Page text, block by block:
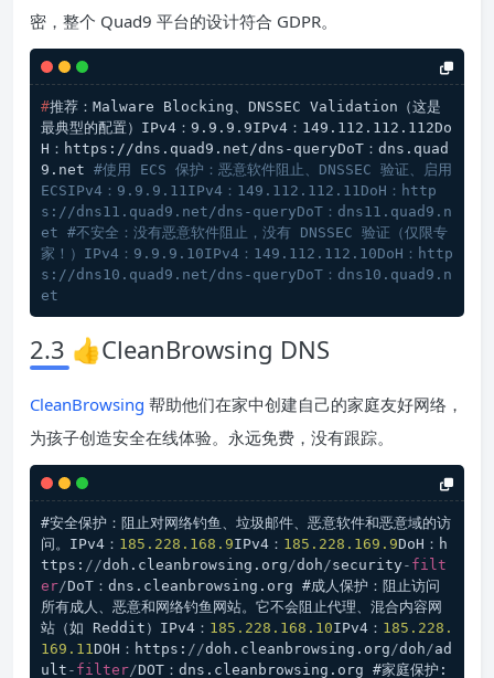
密，整个 Quad9 平台的设计符合 GDPR。
#推荐：Malware Blocking、DNSSEC Validation（这是
最典型的配置）IPv4：9.9.9.9IPv4：149.112.112.112Do
H：https://dns.quad9.net/dns-queryDoT：dns.quad
9.net #使用 ECS 保护：恶意软件阻止、DNSSEC 验证、启用
ECSIPv4：9.9.9.11IPv4：149.112.112.11DoH：http
s://dns11.quad9.net/dns-queryDoT：dns11.quad9.n
et #不安全：没有恶意软件阻止，没有 DNSSEC 验证（仅限专
家！）IPv4：9.9.9.10IPv4：149.112.112.10DoH：http
s://dns10.quad9.net/dns-queryDoT：dns10.quad9.n
et
2.3 👍CleanBrowsing DNS
CleanBrowsing 帮助他们在家中创建自己的家庭友好网络，
为孩子创造安全在线体验。永远免费，没有跟踪。
#安全保护：阻止对网络钓鱼、垃圾邮件、恶意软件和恶意域的访
问。IPv4： 185.228 .168 .9IPv4： 185.228 .169 .9DoH：h
ttps: //doh.cleanbrowsing.org/doh/security- filt
er/DoT：dns.cleanbrowsing.org #成人保护：阻止访问
所有成人、恶意和网络钓鱼网站。它不会阻止代理、混合内容网
站（如 Reddit）IPv4： 185.228 .168 .10IPv4： 185.228 .
169 .11DOH：https: //doh.cleanbrowsing.org/doh/ad
ult - filter/DOT：dns.cleanbrowsing.org #家庭保护: